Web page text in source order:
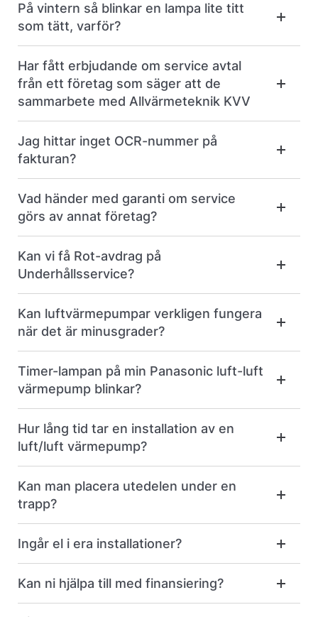
På vintern så blinkar en lampa lite titt
som tätt, varför?
Har fått erbjudande om service avtal
från ett företag som säger att de
sammarbete med Allvärmeteknik KVV
Jag hittar inget OCR-nummer på
fakturan?
Vad händer med garanti om service
görs av annat företag?
Kan vi få Rot-avdrag på
Underhållsservice?
Kan luftvärmepumpar verkligen fungera
när det är minusgrader?
Timer-lampan på min Panasonic luft-luft
värmepump blinkar?
Hur lång tid tar en installation av en
luft/luft värmepump?
Kan man placera utedelen under en
trapp?
Ingår el i era installationer?
Kan ni hjälpa till med finansiering?